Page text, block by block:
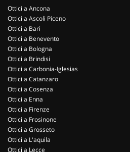
Ottici a Ancona
Ottici a Ascoli Piceno
Ottici a Bari
Ottici a Benevento
Ottici a Bologna
Ottici a Brindisi
Ottici a Carbonia-Iglesias
Ottici a Catanzaro
Ottici a Cosenza
Ottici a Enna
Ottici a Firenze
Ottici a Frosinone
Ottici a Grosseto
Ottici a L'aquila
Ottici a Lecce